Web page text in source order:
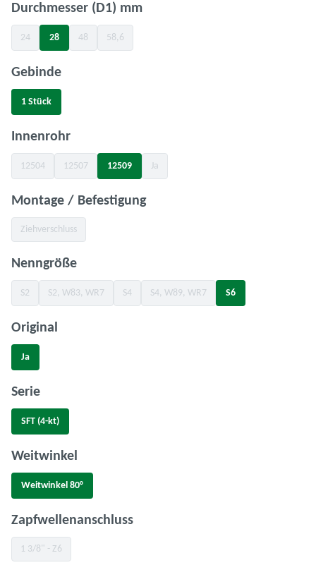
Durchmesser (D1) mmauswählen
24(Diese Option ist zurzeit nicht verfügbar.)
28 48(Diese Option ist zurzeit nicht verfügbar.)
58,6(Diese Option ist zurzeit nicht verfügbar.)
Gebindeauswählen
1 Stück
Innenrohrauswählen
12504
(Diese Option ist zurzeit nicht verfügbar.)
12507(Diese Option ist zurzeit nicht verfügbar.)
12509 Ja(Diese Option ist zurzeit nicht verfügbar.)
Montage / Befestigungauswählen
Ziehverschluss(Diese Option ist zurzeit nicht verfügbar.)
Nenngrößeauswählen
S2(Diese Option ist zurzeit nicht verfügbar.)
S2, W83, WR7(Diese Option ist zurzeit nicht verfügbar.)
S4(Diese Option ist zurzeit nicht verfügbar.)
S4, W89, WR7(Diese Option ist zurzeit nicht
S6
Original
Ja
Serieauswählen
SFT (4-kt)
Weitwinkel
Weitwinkel 80°
Zapfwellenanschlussauswählen
1 3/8" - Z6(Diese Option ist zurzeit nicht verfügbar.)